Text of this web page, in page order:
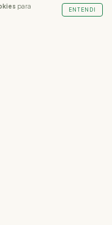
para
ENTENDI